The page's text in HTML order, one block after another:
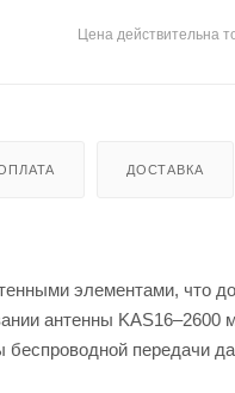
Цена действительна
ДОСТАВКА
элементами, что
антенны KAS16–2600
беспроводной передачи